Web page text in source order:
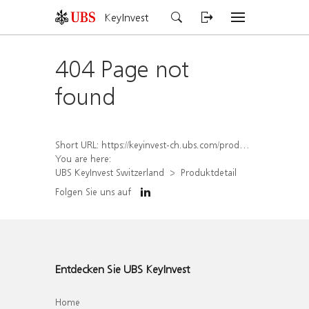
KeyInvest
404 Page not
found
Short URL: https://keyinvest-ch.ubs.com/produkt/detail/index/isin/CH1562160114
You are here:
UBS KeyInvest Switzerland
Produktdetail
Folgen Sie uns auf
Entdecken Sie UBS KeyInvest
Home